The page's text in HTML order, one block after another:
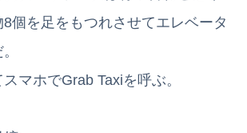
個を足をもつれさせてエレベータ
マホでGrab Taxiを呼ぶ。